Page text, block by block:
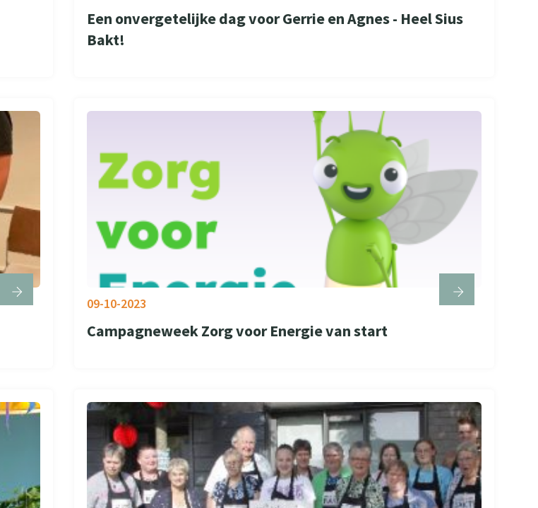
Een onvergetelijke dag voor Gerrie en Agnes - Heel Sius
Bakt!
Campagneweek Zorg voor Energie van start
09-10-2023